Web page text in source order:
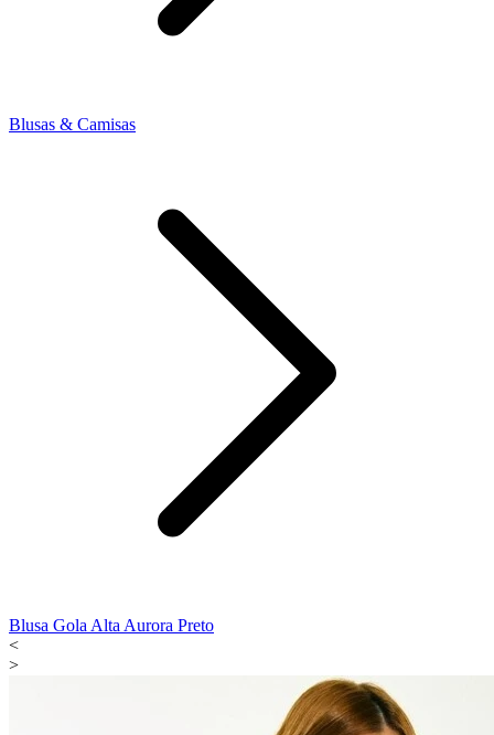
Blusas & Camisas
Blusa Gola Alta Aurora Preto
<
>